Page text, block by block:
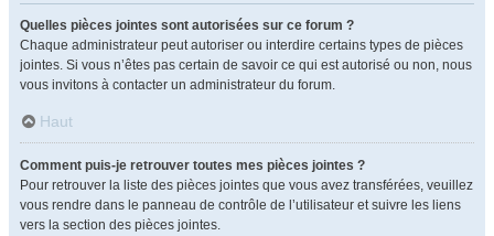
Quelles pièces jointes sont autorisées sur ce forum ?
Chaque administrateur peut autoriser ou interdire certains types de pièces
jointes. Si vous n’êtes pas certain de savoir ce qui est autorisé ou non, nous
vous invitons à contacter un administrateur du forum.
Haut
Comment puis-je retrouver toutes mes pièces jointes ?
Pour retrouver la liste des pièces jointes que vous avez transférées, veuillez
vous rendre dans le panneau de contrôle de l’utilisateur et suivre les liens
vers la section des pièces jointes.